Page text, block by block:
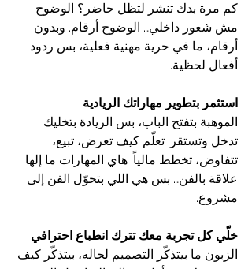
كم مرة بدك تنشر لتظل حاضر؟ الوضوح
مش شعور داخلي… الوضوح أرقام. وبدون
أرقام، ما في حرية مهنية فعلية، بس ردود
أفعال لحظية.
استثمر بتطوير مهاراتك الريادية
الموهبة بتفتح الباب، بس الريادة بتخليك
تدخل وتستقر. تعلّم كيف تعرض، تبيع،
تتفاوض، تخطط مالياً. هاي المهارات ما إلها
علاقة بالفن… بس هي اللي بتحوّل الفن إلى
مشروع.
خلّي كل تجربة معك تترك انطباع احترافي
الزبون ما بيتذكّر التصميم لحاله، بيتذكّر كيف